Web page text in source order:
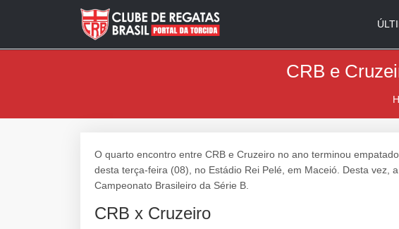
CRB e
O quarto encontro entre CRB e Cruzeiro no ano terminou
desta terça-feira (08), no Estádio Rei Pelé, em Maceió. Desta vez,
Campeonato Brasileiro da Série B.
CRB x Cruzeiro